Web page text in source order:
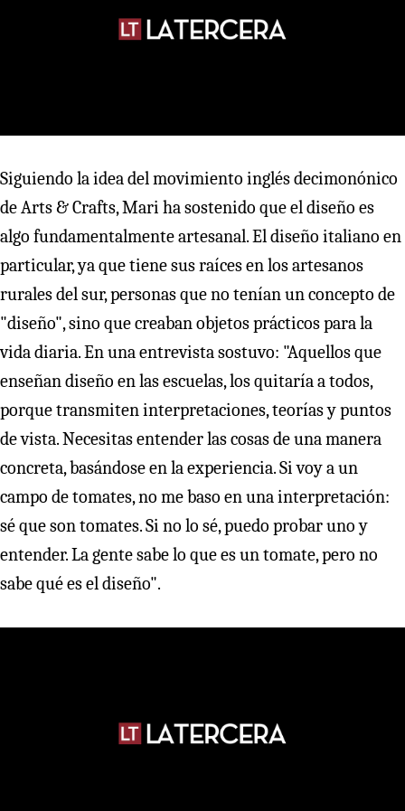
Siguiendo la idea del movimiento inglés decimonónico
de Arts & Crafts, Mari ha sostenido que el diseño es
algo fundamentalmente artesanal. El diseño italiano en
particular, ya que tiene sus raíces en los artesanos
rurales del sur, personas que no tenían un concepto de
"diseño", sino que creaban objetos prácticos para la
vida diaria. En una entrevista sostuvo: "Aquellos que
enseñan diseño en las escuelas, los quitaría a todos,
porque transmiten interpretaciones, teorías y puntos
de vista. Necesitas entender las cosas de una manera
concreta, basándose en la experiencia. Si voy a un
campo de tomates, no me baso en una interpretación:
sé que son tomates. Si no lo sé, puedo probar uno y
entender. La gente sabe lo que es un tomate, pero no
sabe qué es el diseño".